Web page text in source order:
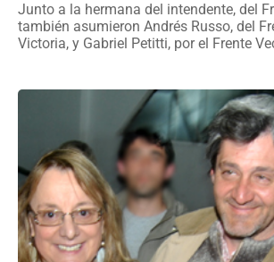
Junto a la hermana del intendente, del
también asumieron Andrés Russo, del
Victoria, y Gabriel Petitti, por el Frente